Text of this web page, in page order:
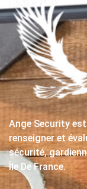
Ange Security
renseigner et
sécurité,
Île De France.